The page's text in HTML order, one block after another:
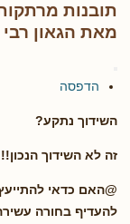
תובנות
מאת הגאון
הדפסה
השידוך נתקע?
זה לא השידוך
@האם כדאי
להעדיף בחורה